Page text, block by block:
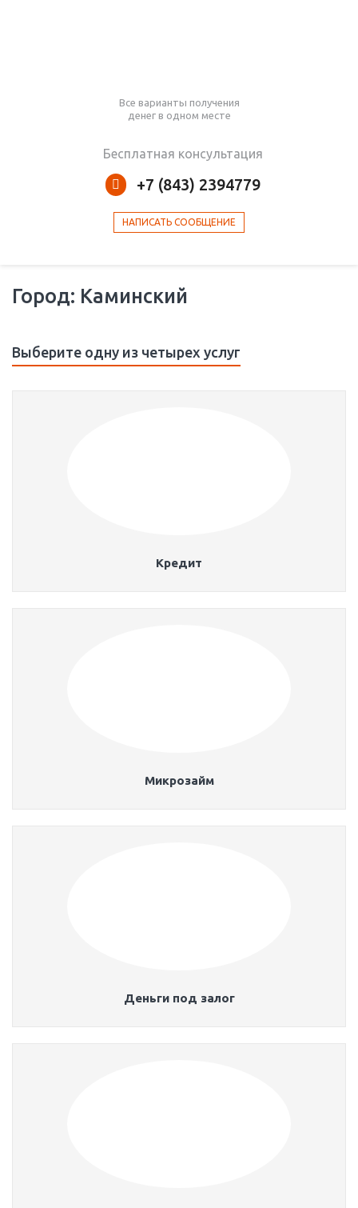
Все варианты получения
денег в одном месте
Бесплатная консультация
+7 (843) 2394779
НАПИСАТЬ СООБЩЕНИЕ
Город: Каминский
Выберите одну из четырех услуг
Кредит
Микрозайм
Деньги под залог